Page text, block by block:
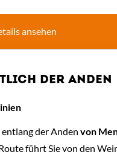
ansehen
DER ANDEN
entlang der Anden von
führt Sie von den